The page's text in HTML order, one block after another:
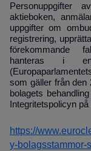
Personuppgifter
aktieboken,
uppgifter om
registrering,
förekommande
hanteras i
som gäller från den
bolagets
Integritetspolicyn
https://
y-bolagsstammor-